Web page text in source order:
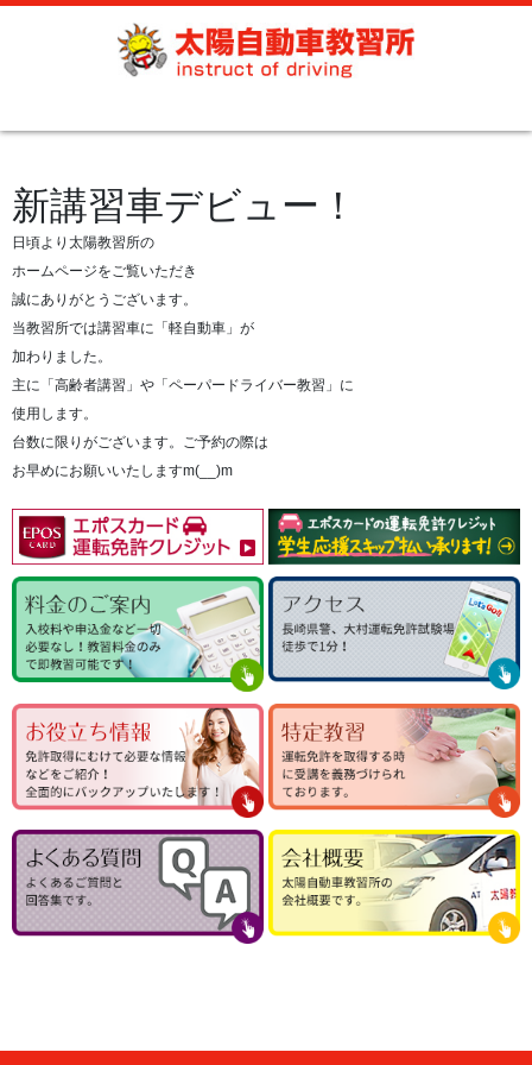
新講習車デビュー！
日頃より太陽教習所の
ホームページをご覧いただき
誠にありがとうございます。
当教習所では講習車に「軽自動車」が
加わりました。
主に「高齢者講習」や「ペーパードライバー教習」に
使用します。
台数に限りがございます。ご予約の際は
お早めにお願いいたしますm(__)m